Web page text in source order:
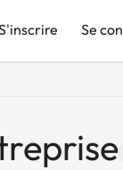
Se